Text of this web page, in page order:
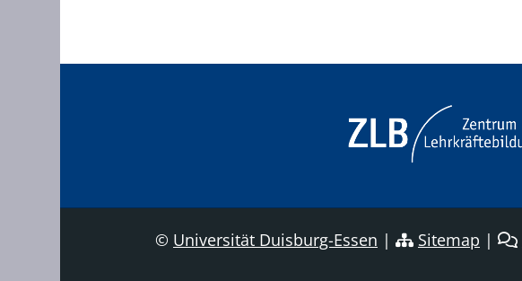
© Universität Duisburg-Essen | Sitemap |